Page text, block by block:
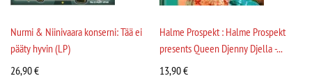
Nurmi & Niinivaara konserni: Tää ei
pääty hyvin (LP)
26,90€
Halme Prospekt : Halme Prospekt
presents Queen Djenny Djella -...
13,90€